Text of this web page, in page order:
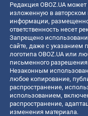
Редакция OBOZ.UA
изложенную в авторском
информации,
ответственность несет
Запрещено
сайте, даже с указанием
логотипа OBOZ.UA или
письменного
Незаконным
любое копирование,
распространение,
использованием,
распространение,
изменения материала.